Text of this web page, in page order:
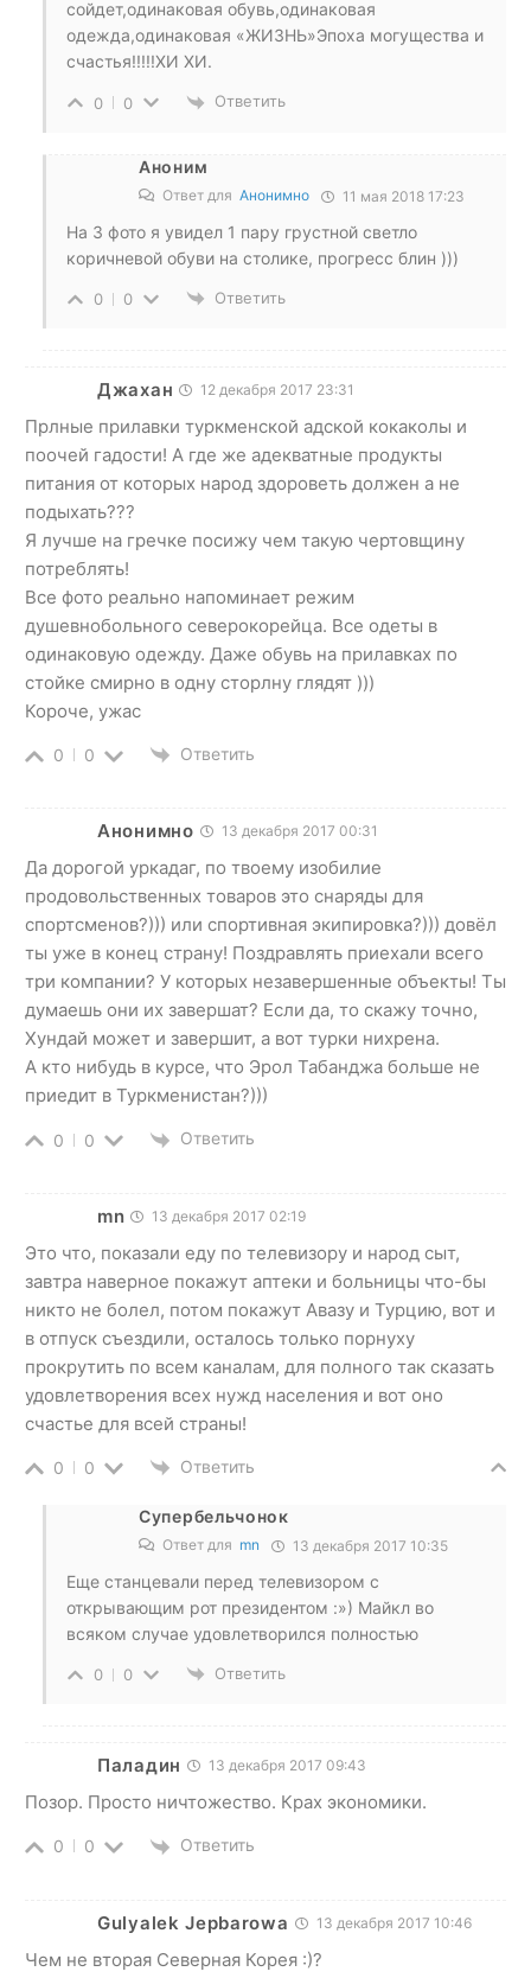
сойдет,одинаковая обувь,одинаковая
одежда,одинаковая «ЖИЗНЬ»Эпоха могущества и
счастья!!!!!ХИ ХИ.
0 0 Ответить
Аноним
Ответ для Анонимно 11 мая 2018 17:23
На 3 фото я увидел 1 пару грустной светло
коричневой обуви на столике, прогресс блин )))
0 0 Ответить
Джахан 12 декабря 2017 23:31
Прлные прилавки туркменской адской кокаколы и
поочей гадости! А где же адекватные продукты
питания от которых народ здороветь должен а не
подыхать???
Я лучше на гречке посижу чем такую чертовщину
потреблять!
Все фото реально напоминает режим
душевнобольного северокорейца. Все одеты в
одинаковую одежду. Даже обувь на прилавках по
стойке смирно в одну сторлну глядят )))
Короче, ужас
0 0 Ответить
Анонимно 13 декабря 2017 00:31
Да дорогой уркадаг, по твоему изобилие
продовольственных товаров это снаряды для
спортсменов?))) или спортивная экипировка?))) довёл
ты уже в конец страну! Поздравлять приехали всего
три компании? У которых незавершенные объекты! Ты
думаешь они их завершат? Если да, то скажу точно,
Хундай может и завершит, а вот турки нихрена.
А кто нибудь в курсе, что Эрол Табанджа больше не
приедит в Туркменистан?)))
0 0 Ответить
mn 13 декабря 2017 02:19
Это что, показали еду по телевизору и народ сыт,
завтра наверное покажут аптеки и больницы что-бы
никто не болел, потом покажут Авазу и Турцию, вот и
в отпуск съездили, осталось только порнуху
прокрутить по всем каналам, для полного так сказать
удовлетворения всех нужд населения и вот оно
счастье для всей страны!
0 0 Ответить
Супербельчонок
Ответ для mn 13 декабря 2017 10:35
Еще станцевали перед телевизором с
открывающим рот президентом :») Майкл во
всяком случае удовлетворился полностью
0 0 Ответить
Паладин 13 декабря 2017 09:43
Позор. Просто ничтожество. Крах экономики.
0 0 Ответить
Gulyalek Jepbarowa 13 декабря 2017 10:46
Чем не вторая Северная Корея :)?